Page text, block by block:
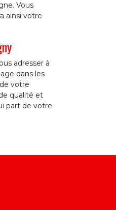
Vous
ainsi votre
adresser à
dans les
votre
qualité et
part de votre